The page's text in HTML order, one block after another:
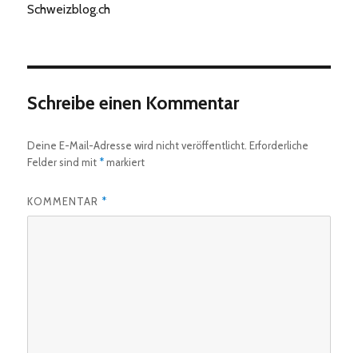
Schweizblog.ch
Schreibe einen Kommentar
Deine E-Mail-Adresse wird nicht veröffentlicht. Erforderliche
Felder sind mit *markiert
KOMMENTAR *